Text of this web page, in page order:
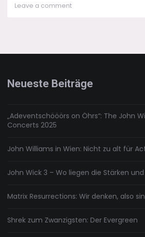
Leave a commenton
Neueste Beiträge
„Adeventschööörs on Öhrs“: The John
Concerts 2025
John Williams in Wien: Nicht zu alt für
John Wick 3 – Wo liegen die Stärken
Matrix Resurrections: Wir denken, also
Shrek zum Zwanzigsten: Der Evergreen